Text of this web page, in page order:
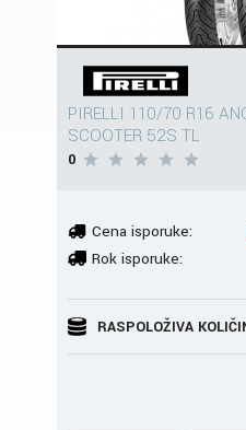
PIRELLI 110/70 R16
SCOOTER 52S TL
0
Cena isporuke:
Rok isporuke:
RASPOLOŽIVA